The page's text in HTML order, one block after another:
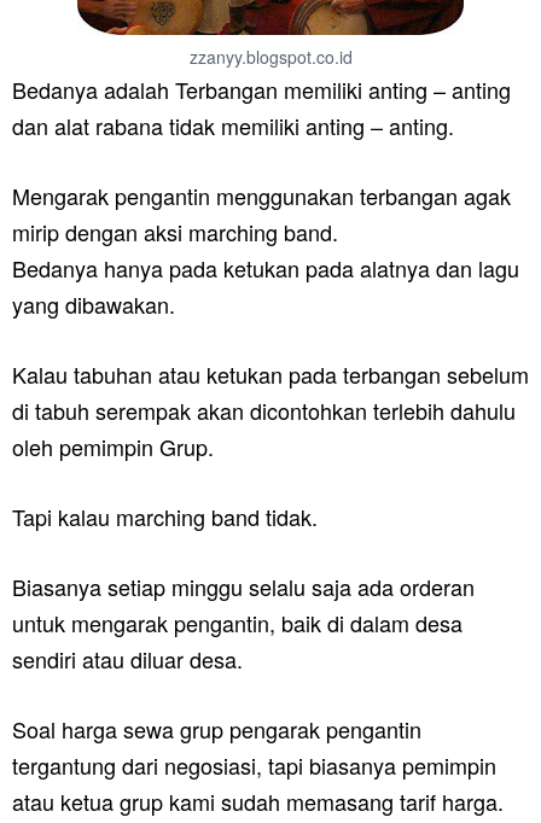
zzanyy.blogspot.co.id
Bedanya adalah Terbangan memiliki anting – anting
dan alat rabana tidak memiliki anting – anting.
Mengarak pengantin menggunakan terbangan agak
mirip dengan aksi marching band.
Bedanya hanya pada ketukan pada alatnya dan lagu
yang dibawakan.
Kalau tabuhan atau ketukan pada terbangan sebelum
di tabuh serempak akan dicontohkan terlebih dahulu
oleh pemimpin Grup.
Tapi kalau marching band tidak.
Biasanya setiap minggu selalu saja ada orderan
untuk mengarak pengantin, baik di dalam desa
sendiri atau diluar desa.
Soal harga sewa grup pengarak pengantin
tergantung dari negosiasi, tapi biasanya pemimpin
atau ketua grup kami sudah memasang tarif harga.